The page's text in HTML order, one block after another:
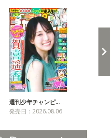
週刊少年チャンピ…
発売日：2026.08.06